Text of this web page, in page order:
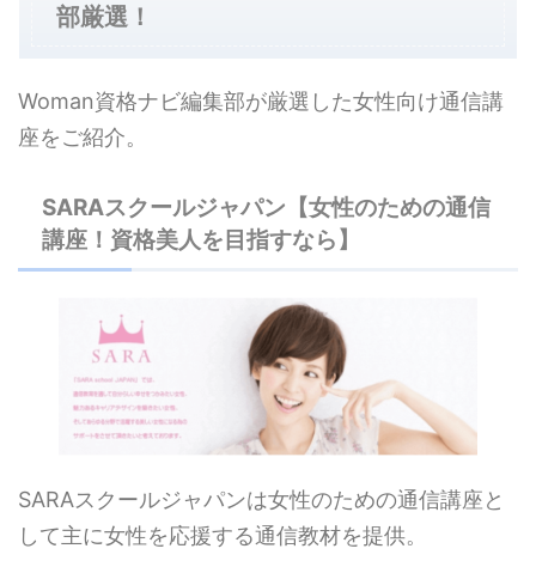
部厳選！
Woman資格ナビ編集部が厳選した女性向け通信講
座をご紹介。
SARAスクールジャパン【女性のための通信
講座！資格美人を目指すなら】
SARAスクールジャパンは女性のための通信講座と
して主に女性を応援する通信教材を提供。